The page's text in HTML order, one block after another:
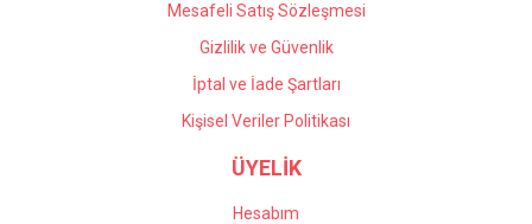
Mesafeli Satış Sözleşmesi
Gizlilik ve Güvenlik
İptal ve İade Şartları
Kişisel Veriler Politikası
ÜYELİK
Hesabım